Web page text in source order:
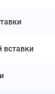
вставки